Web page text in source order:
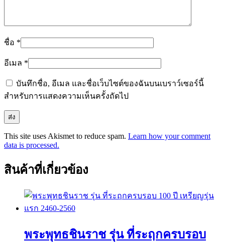
ชื่อ *
อีเมล *
บันทึกชื่อ, อีเมล และชื่อเว็บไซต์ของฉันบนเบราว์เซอร์นี้
สำหรับการแสดงความเห็นครั้งถัดไป
This site uses Akismet to reduce spam. Learn how your comment
data is processed.
สินค้าที่เกี่ยวข้อง
พระพุทธชินราช รุ่น ที่ระฤกครบรอบ